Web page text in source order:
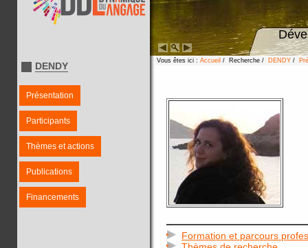
DENDY
Présentation
Participants
Thèmes et actions
Publications
Financements
Vous êtes ici : Accueil / Recherche / DENDY /
Formation et parcours